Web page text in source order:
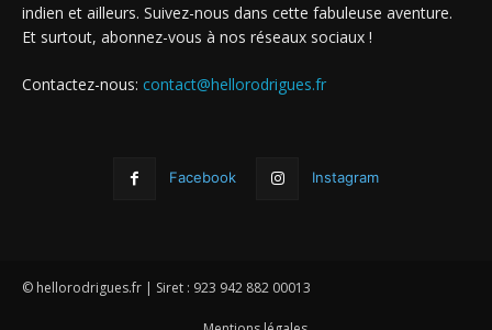
indien et ailleurs. Suivez-nous dans cette fabuleuse aventure.
Et surtout, abonnez-vous à nos réseaux sociaux !
Contactez-nous: contact@hellorodrigues.fr
Facebook Instagram
© hellorodrigues.fr | Siret : 923 942 882 00013